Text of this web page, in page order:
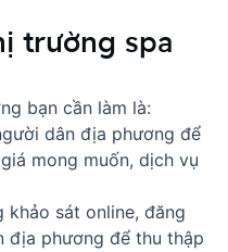
trường spa
bạn cần làm là:
dân địa phương để
mong muốn, dịch vụ
khảo sát online, đăng
địa phương để thu thập